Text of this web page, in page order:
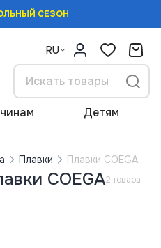
СЕЗОН
RU
Детям
Плавки Плавки COEGA
COEGA2 товара